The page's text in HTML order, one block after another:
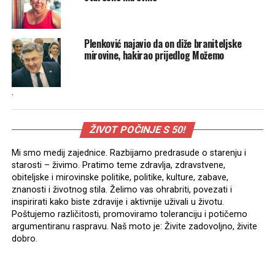
Plenković najavio da on diže braniteljske
mirovine, hakirao prijedlog Možemo
.
ŽIVOT POČINJE S 50!
Mi smo medij zajednice. Razbijamo predrasude o starenju i
starosti – živimo. Pratimo teme zdravlja, zdravstvene,
obiteljske i mirovinske politike, politike, kulture, zabave,
znanosti i životnog stila. Želimo vas ohrabriti, povezati i
inspirirati kako biste zdravije i aktivnije uživali u životu.
Poštujemo različitosti, promoviramo toleranciju i potičemo
argumentiranu raspravu. Naš moto je: Živite zadovoljno, živite
dobro.